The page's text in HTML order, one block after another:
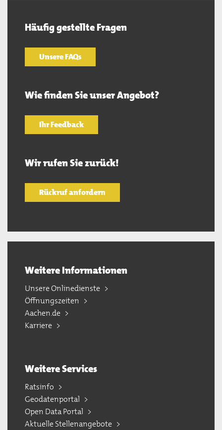
Häufig gestellte Fragen
Unsere FAQs
Wie finden Sie unser Angebot?
Ihr Feedback
Wir rufen Sie zurück!
Rückruf anfordern
Weitere Informationen
Unsere Onlinedienste
Öffnungszeiten
Aachen.de
Karriere
Weitere Services
Ratsinfo
Geodatenportal
Open Data Portal
Aktuelle Stellenangebote